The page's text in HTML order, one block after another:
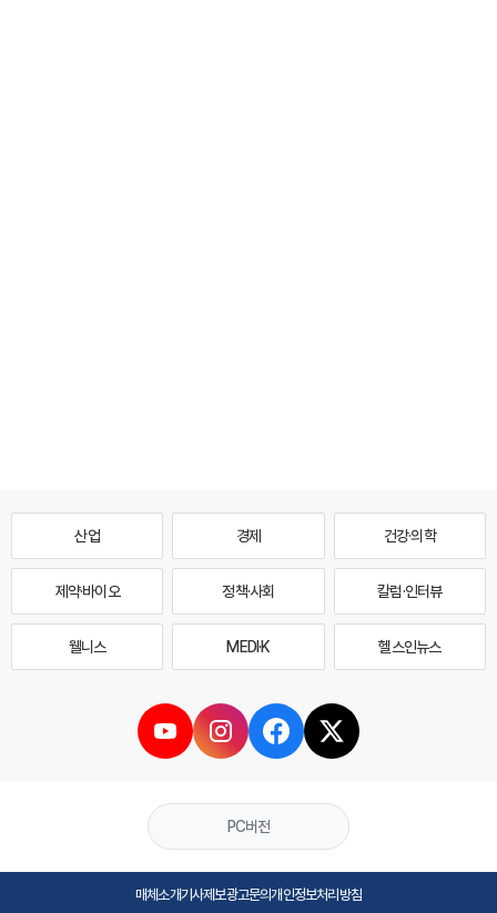
산업 경제 건강·의학
제약·바이오 정책·사회 칼럼·인터뷰
웰니스 MEDI·K 헬스인뉴스
PC버전
매체소개기사제보광고문의개인정보처리방침